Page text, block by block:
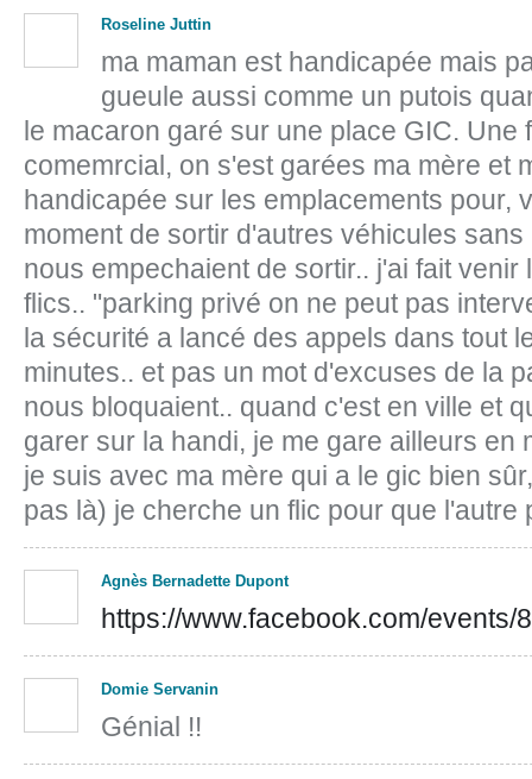
Roseline Juttin
ma maman est handicapée mais
gueule aussi comme un putois
le macaron garé sur une place GIC. Une
comemrcial, on s'est garées ma mère et
handicapée sur les emplacements pour,
moment de sortir d'autres véhicules
nous empechaient de sortir.. j'ai fait
flics.. "parking privé on ne peut pas
la sécurité a lancé des appels dans tout
minutes.. et pas un mot d'excuses de la
nous bloquaient.. quand c'est en ville et
garer sur la handi, je me gare ailleurs en
je suis avec ma mère qui a le gic bien
pas là) je cherche un flic pour que l'autre
Agnès Bernadette Dupont
https://www.facebook.com/events/
Domie Servanin
Génial !!